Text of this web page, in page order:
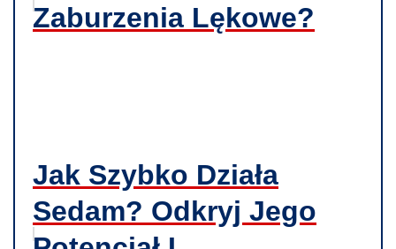
Zaburzenia Lękowe?
Jak Szybko Działa
Sedam? Odkryj Jego